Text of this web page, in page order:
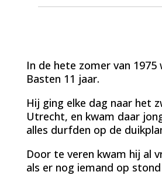
In de hete zomer van 1975
Basten 11 jaar.
Hij ging elke dag naar het
Utrecht, en kwam daar
alles durfden op de
Door te veren kwam hij al
als er nog iemand op